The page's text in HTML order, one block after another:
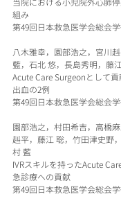
当院における小児院外心肺
組み
第49回日本救急医学会総会
八木雅幸，園部浩之，宮川
藍，石北 悠，長島秀明，藤
Acute Care Surgeonとして
出血の2例
第49回日本救急医学会総会
園部浩之，村田希吉，高橋
赳平，藤江 聡，竹田津史野
村 藍
IVRスキルを持ったAcute
急診療への貢献
第49回日本救急医学会総会